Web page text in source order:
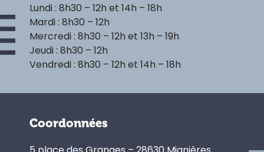
Lundi : 8h30 – 12h et 14h – 18h
Mardi : 8h30 – 12h
Mercredi : 8h30 – 12h et 13h – 19h
Jeudi : 8h30 – 12h
Vendredi : 8h30 – 12h et 14h – 18h
Coordonnées